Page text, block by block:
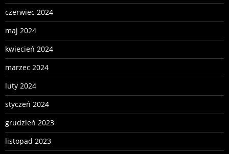
czerwiec 2024
maj 2024
kwiecień 2024
marzec 2024
luty 2024
styczeń 2024
grudzień 2023
listopad 2023